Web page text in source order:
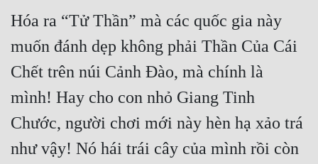
Hóa ra “Tử Thần” mà các quốc gia này
muốn đánh dẹp không phải Thần Của Cái
Chết trên núi Cảnh Đào, mà chính là
mình! Hay cho con nhỏ Giang Tinh
Chước, người chơi mới này hèn hạ xảo trá
như vậy! Nó hái trái cây của mình rồi còn